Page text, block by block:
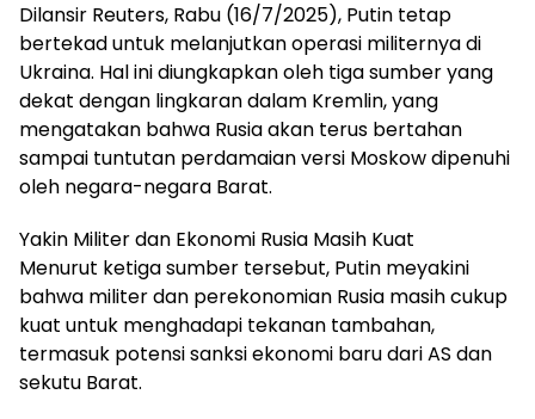
Dilansir Reuters, Rabu (16/7/2025), Putin tetap
bertekad untuk melanjutkan operasi militernya di
Ukraina. Hal ini diungkapkan oleh tiga sumber yang
dekat dengan lingkaran dalam Kremlin, yang
mengatakan bahwa Rusia akan terus bertahan
sampai tuntutan perdamaian versi Moskow dipenuhi
oleh negara-negara Barat.
Yakin Militer dan Ekonomi Rusia Masih Kuat
Menurut ketiga sumber tersebut, Putin meyakini
bahwa militer dan perekonomian Rusia masih cukup
kuat untuk menghadapi tekanan tambahan,
termasuk potensi sanksi ekonomi baru dari AS dan
sekutu Barat.